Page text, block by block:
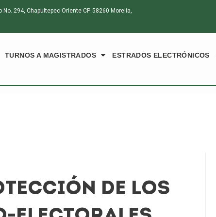
294, Chapultepec Oriente CP. 58260 Morelia,
TURNOS A MAGISTRADOS ESTRADOS ELECTRÓNICOS
DE LOS